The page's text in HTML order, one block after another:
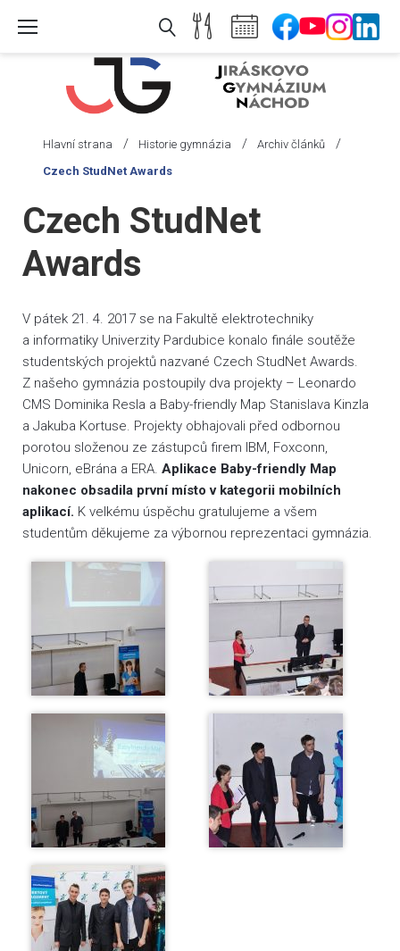
Hlavní strana / Historie gymnázia / Archiv článků /
Czech StudNet Awards
Czech StudNet
Awards
V pátek 21. 4. 2017 se na Fakultě elektrotechniky
a informatiky Univerzity Pardubice konalo finále soutěže
studentských projektů nazvané Czech StudNet Awards.
Z našeho gymnázia postoupily dva projekty – Leonardo
CMS Dominika Resla a Baby-friendly Map Stanislava Kinzla
a Jakuba Kortuse. Projekty obhajovali před odbornou
porotou složenou ze zástupců firem IBM, Foxconn,
Unicorn, eBrána a ERA. Aplikace Baby-friendly Map
nakonec obsadila první místo v kategorii mobilních
aplikací. K velkému úspěchu gratulujeme a všem
studentům děkujeme za výbornou reprezentaci gymnázia.